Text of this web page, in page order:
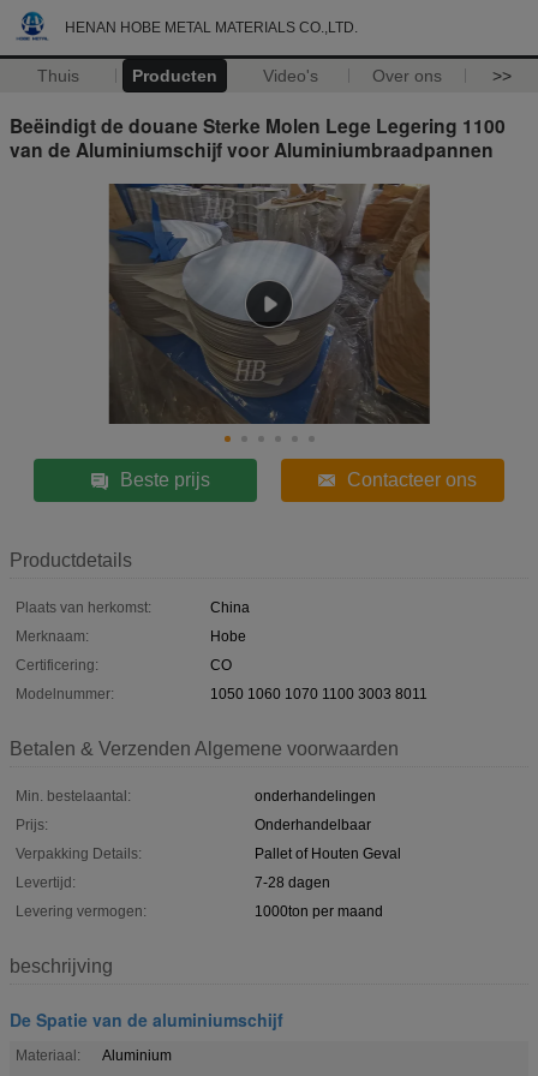
HENAN HOBE METAL MATERIALS CO.,LTD.
Thuis Producten Video's Over ons >>
Beëindigt de douane Sterke Molen Lege Legering 1100
van de Aluminiumschijf voor Aluminiumbraadpannen
Beste prijs Contacteer ons
Productdetails
Plaats van herkomst:
China
Merknaam:
Hobe
Certificering:
CO
Modelnummer:
1050 1060 1070 1100 3003 8011
Betalen & Verzenden Algemene voorwaarden
Min. bestelaantal:
onderhandelingen
Prijs:
Onderhandelbaar
Verpakking Details:
Pallet of Houten Geval
Levertijd:
7-28 dagen
Levering vermogen:
1000ton per maand
beschrijving
De Spatie van de aluminiumschijf
Materiaal:
Aluminium